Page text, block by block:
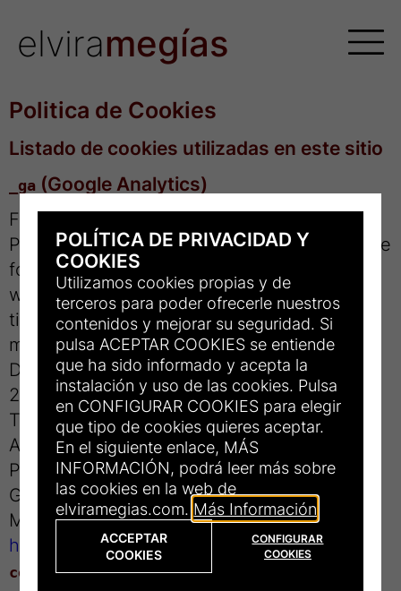
elviramegías
Politica de Cookies
Listado de cookies utilizadas en este sitio
_ga (Google Analytics)
Finalidad:
Permite distinguir a los usuarios y analizar de
forma anónima el uso que se hace del sitio
web (número de visitas, páginas vistas,
tiempo de navegación, etc.) con el fin de
mejorar la experiencia del usuario.
Duración:
2 años
Tipo:
Analítica – Tercero (Google Inc.)
Proveedor:
Google
Más información:
https://policies.google.com/privacy
cookieControl
POLÍTICA DE PRIVACIDAD Y
COOKIES
Utilizamos cookies propias y de
terceros para poder ofrecerle nuestros
contenidos y mejorar su seguridad. Si
pulsa ACEPTAR COOKIES se entiende
que ha sido informado y acepta la
instalación y uso de las cookies. Pulsa
en CONFIGURAR COOKIES para elegir
que tipo de cookies quieres aceptar.
En el siguiente enlace, MÁS
INFORMACIÓN, podrá leer más sobre
las cookies en la web de
elviramegias.com. Más Información
ACCEPTAR
COOKIES
CONFIGURAR
COOKIES